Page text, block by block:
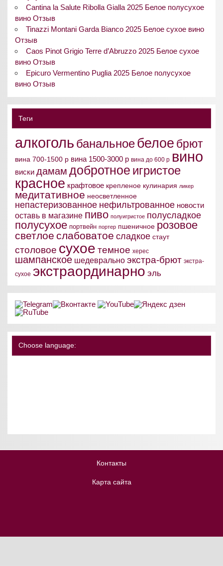
Cantina la Salute Ribolla Gialla 2025 Белое полусухое
вино Отзыв
Tinazzi Montani Garda Bianco 2025 Белое сухое вино
Отзыв
Caos Pinot Grigio Terre d’Abruzzo 2025 Белое сухое
вино Отзыв
Epicuro Vermentino Puglia 2025 Белое полусухое
вино Отзыв
Теги
алкоголь банальноебелое брют
вина 700-1500 р вина 1500-3000 р вина до 600 р вино
виски дамам добротное игристое
красное крафтовое крепленое кулинария ликер
медитативное неосветленное
непастеризованное нефильтрованное новости
оставь в магазине пиво полуигристое полусладкое
полусухое портвейн портер пшеничное розовое
светлое слабоватое сладкое стаут
столовое сухое темное херес
шампанское шедеврально экстра-брют экстра-
сухое экстраординарно эль
Choose language:
Контакты
Карта сайта